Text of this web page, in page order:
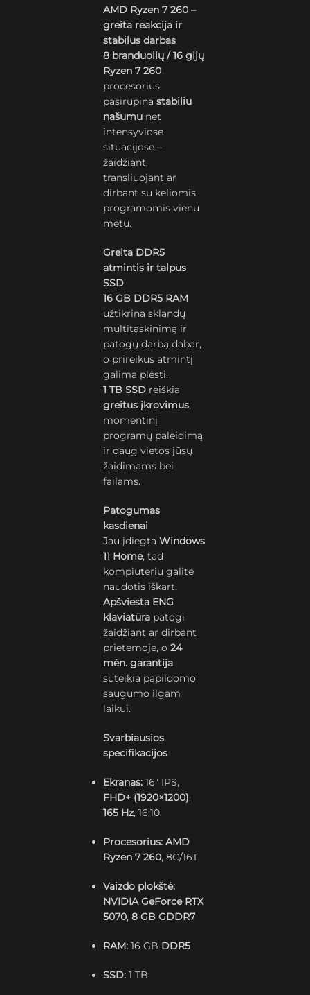
AMD Ryzen 7 260 –
greita reakcija ir
stabilus darbas
8 branduolių / 16 gijų
Ryzen 7 260
procesorius
pasirūpinastabiliu
našumu net
intensyviose
situacijose –
žaidžiant,
transliuojant ar
dirbant su keliomis
programomis vienu
metu.
Greita DDR5
atmintis ir talpus
SSD
16 GB DDR5 RAM
užtikrina sklandų
multitaskinimą ir
patogų darbą dabar,
o prireikus atmintį
galima plėsti.
1 TB SSD reiškia
greitus įkrovimus,
momentinį
programų paleidimą
ir daug vietos jūsų
žaidimams bei
failams.
Patogumas
kasdienai
Jau įdiegtaWindows
11 Home, tad
kompiuteriu galite
naudotis iškart.
Apšviesta ENG
klaviatūra patogi
žaidžiant ar dirbant
prietemoje, o24
mėn. garantija
suteikia papildomo
saugumo ilgam
laikui.
Svarbiausios
specifikacijos
Ekranas: 16″ IPS,
FHD+ (1920×1200),
165 Hz, 16:10
Procesorius: AMD
Ryzen 7 260, 8C/16T
Vaizdo plokštė:
NVIDIA GeForce RTX
5070,8 GB GDDR7
RAM: 16 GB DDR5
SSD: 1 TB